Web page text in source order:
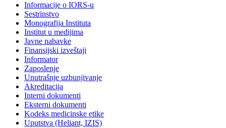
Informacije o IORS-u
Sestrinstvo
Monografija Instituta
Institut u medijima
Javne nabavke
Finansijski izveštaji
Informator
Zaposlenje
Unutrašnje uzbunjivanje
Akreditacija
Interni dokumenti
Eksterni dokumenti
Kodeks medicinske etike
Uputstva (Heliant, IZIS)